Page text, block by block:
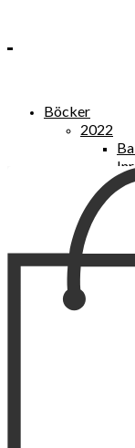
Böcker
2022
2021
I